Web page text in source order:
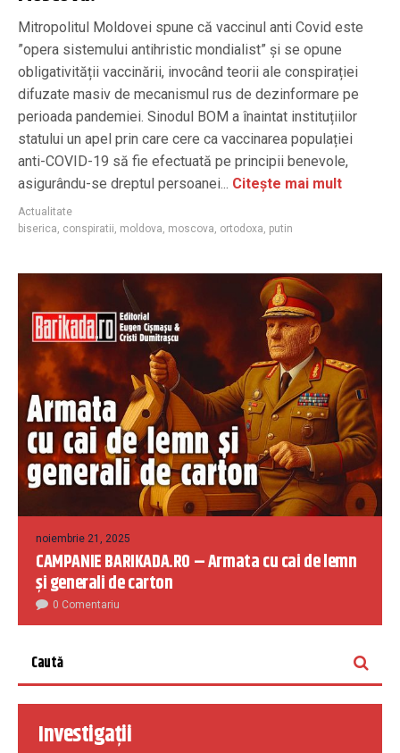
Mitropolitul Moldovei spune că vaccinul anti Covid este
”opera sistemului antihristic mondialist” și se opune
obligativității vaccinării, invocând teorii ale conspirației
difuzate masiv de mecanismul rus de dezinformare pe
perioada pandemiei. Sinodul BOM a înaintat instituțiilor
statului un apel prin care cere ca vaccinarea populației
anti-COVID-19 să fie efectuată pe principii benevole,
asigurându-se dreptul persoanei... Citește mai mult
Actualitate
biserica, conspiratii, moldova, moscova, ortodoxa, putin
noiembrie 21, 2025
CAMPANIE BARIKADA.RO – Armata cu cai de lemn
și generali de carton
0 Comentariu
Investigații